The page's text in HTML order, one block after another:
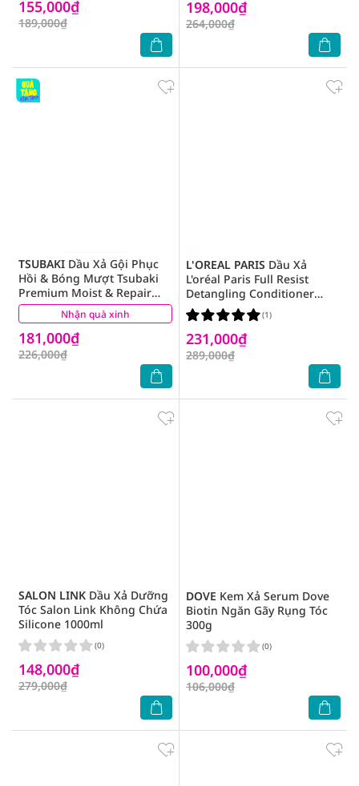
155,000₫
189,000₫
198,000₫
264,000₫
Nhận quà xinh
TSUBAKI Dầu Xả Gội Phục
Hồi & Bóng Mượt Tsubaki
Premium Moist & Repair
Conditioner 450ml
181,000₫
226,000₫
(0)
L'OREAL PARIS Dầu Xả
L'oréal Paris Full Resist
Detangling Conditioner
440ml
231,000₫
289,000₫
(1)
SALON LINK Dầu Xả Dưỡng
Tóc Salon Link Không Chứa
Silicone 1000ml
148,000₫
279,000₫
(0)
DOVE Kem Xả Serum Dove
Biotin Ngăn Gãy Rụng Tóc
300g
100,000₫
106,000₫
(0)